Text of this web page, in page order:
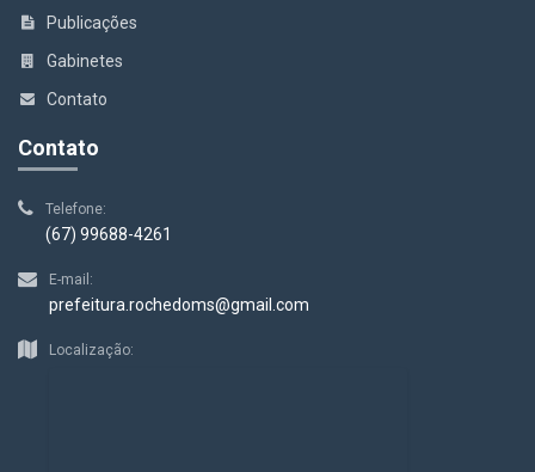
Publicações
Gabinetes
Contato
Contato
Telefone:
(67) 99688-4261
E-mail:
prefeitura.rochedoms@gmail.com
Localização: